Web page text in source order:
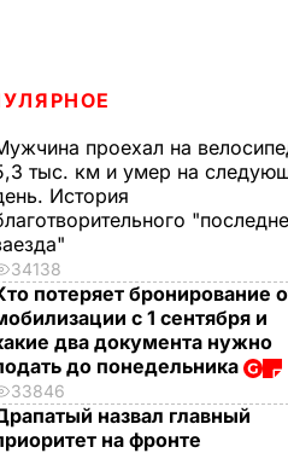
проехал на
тыс. км и умер на
История
34138
потеряет бронирование
с 1 сентября и
два документа нужно
до понедельника
33846
назвал главный
на фронте